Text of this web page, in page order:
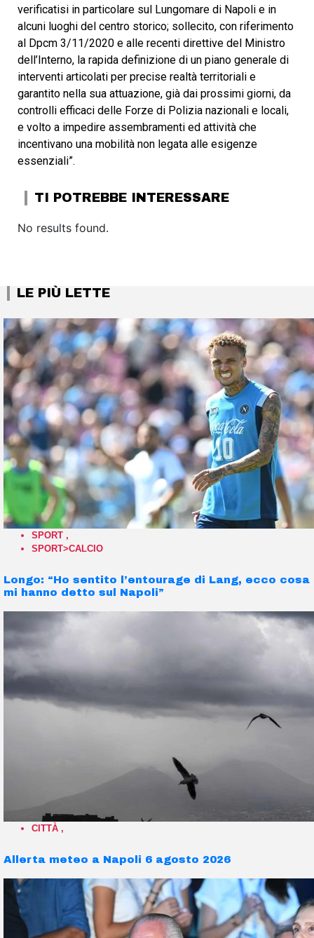
verificatisi in particolare sul Lungomare di Napoli e in
alcuni luoghi del centro storico; sollecito, con riferimento
al Dpcm 3/11/2020 e alle recenti direttive del Ministro
dell’Interno, la rapida definizione di un piano generale di
interventi articolati per precise realtà territoriali e
garantito nella sua attuazione, già dai prossimi giorni, da
controlli efficaci delle Forze di Polizia nazionali e locali,
e volto a impedire assembramenti ed attività che
incentivano una mobilità non legata alle esigenze
essenziali”.
TI POTREBBE INTERESSARE
No results found.
LE PIÙ LETTE
SPORT ,
SPORT>CALCIO
Longo: “Ho sentito l’entourage di Lang, ecco cosa
mi hanno detto sul Napoli”
CITTÀ ,
Allerta meteo a Napoli 6 agosto 2026